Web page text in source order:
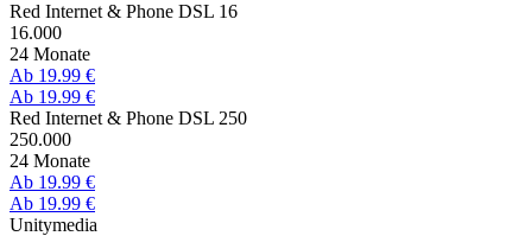
Red Internet & Phone DSL 16
16.000
24 Monate
Ab 19.99 €
Ab 19.99 €
Red Internet & Phone DSL 250
250.000
24 Monate
Ab 19.99 €
Ab 19.99 €
Unitymedia